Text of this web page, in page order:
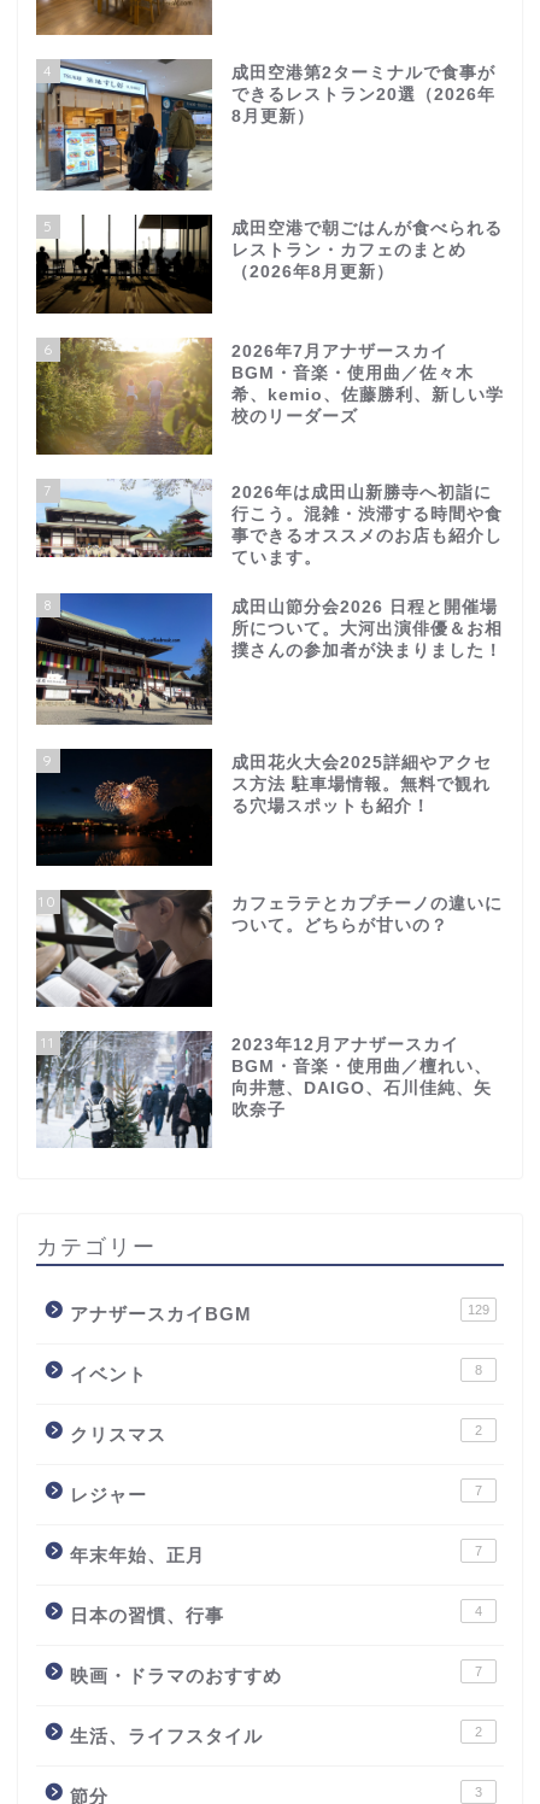
4
成田空港第2ターミナルで食事が
できるレストラン20選（2026年
8月更新）
5
成田空港で朝ごはんが食べられる
レストラン・カフェのまとめ
（2026年8月更新）
6
2026年7月アナザースカイ
BGM・音楽・使用曲／佐々木
希、kemio、佐藤勝利、新しい学
校のリーダーズ
7
2026年は成田山新勝寺へ初詣に
行こう。混雑・渋滞する時間や食
事できるオススメのお店も紹介し
ています。
8
成田山節分会2026 日程と開催場
所について。大河出演俳優＆お相
撲さんの参加者が決まりました！
9
成田花火大会2025詳細やアクセ
ス方法 駐車場情報。無料で観れ
る穴場スポットも紹介！
10
カフェラテとカプチーノの違いに
ついて。どちらが甘いの？
11
2023年12月アナザースカイ
BGM・音楽・使用曲／檀れい、
向井慧、DAIGO、石川佳純、矢
吹奈子
カテゴリー
アナザースカイBGM 129
イベント 8
クリスマス 2
レジャー 7
年末年始、正月 7
日本の習慣、行事 4
映画・ドラマのおすすめ 7
生活、ライフスタイル 2
節分 3